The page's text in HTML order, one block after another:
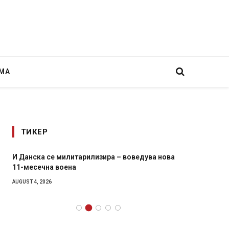
ТИКЕР
И Данска се милитарилизира – воведува нова
11-месечна воена
AUGUST 4, 2026